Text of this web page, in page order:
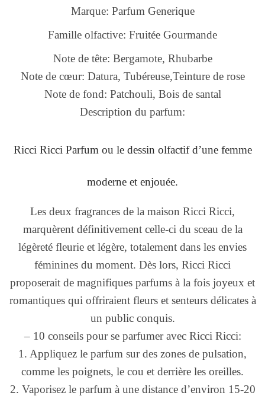
Marque: Parfum Generique
Famille olfactive: Fruitée Gourmande
Note de tête: Bergamote, Rhubarbe
Note de cœur: Datura, Tubéreuse,Teinture de rose
Note de fond: Patchouli, Bois de santal
Description du parfum:
Ricci Ricci Parfum ou le dessin olfactif d’une femme
moderne et enjouée.
Les deux fragrances de la maison Ricci Ricci,
marquèrent définitivement celle-ci du sceau de la
légèreté fleurie et légère, totalement dans les envies
féminines du moment. Dès lors, Ricci Ricci
proposerait de magnifiques parfums à la fois joyeux et
romantiques qui offriraient fleurs et senteurs délicates à
un public conquis.
– 10 conseils pour se parfumer avec Ricci Ricci:
1. Appliquez le parfum sur des zones de pulsation,
comme les poignets, le cou et derrière les oreilles.
2. Vaporisez le parfum à une distance d’environ 15-20